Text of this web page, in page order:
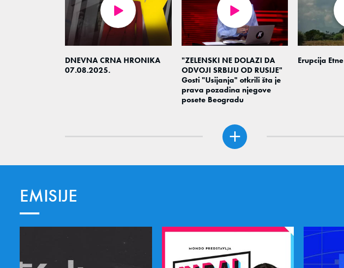
DNEVNA CRNA HRONIKA
07.08.2025.
"ZELENSKI NE DOLAZI DA
ODVOJI SRBIJU OD RUSIJE"
Gosti "Usijanja" otkrili šta je
prava pozadina njegove
posete Beogradu
Erupcija Etne
EMISIJE